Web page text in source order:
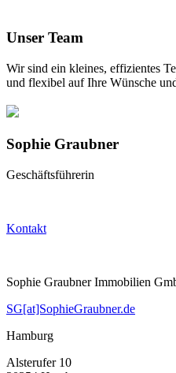
Unser Team
Wir sind ein kleines, effizientes
und flexibel auf Ihre Wünsche
Sophie Graubner
Geschäftsführerin
Kontakt
Sophie Graubner Immobilien
SG[at]SophieGraubner.de
Hamburg
Alsterufer 10